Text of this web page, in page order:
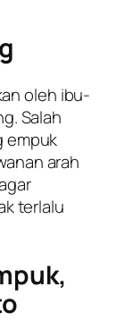
oleh ibu-
Salah
empuk
arah
terlalu